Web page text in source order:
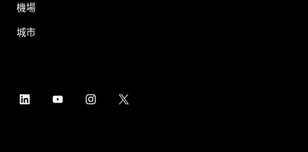
機場
城市